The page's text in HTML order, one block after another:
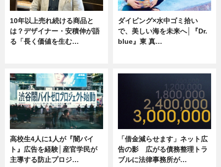
10年以上売れ続ける商品と
は？デザイナー・安積伸が語
る「長く価値を生む…
ダイビング×水中ゴミ拾い
で、美しい海を未来へ│『Dr.
blue』東 真…
高校生4人に1人が『闇バイ
ト』広告を経験│産官学民が
主導する防止プロジ…
「借金減らせます」ネット広
告の影 広がる債務整理トラ
ブルに法律事務所が…